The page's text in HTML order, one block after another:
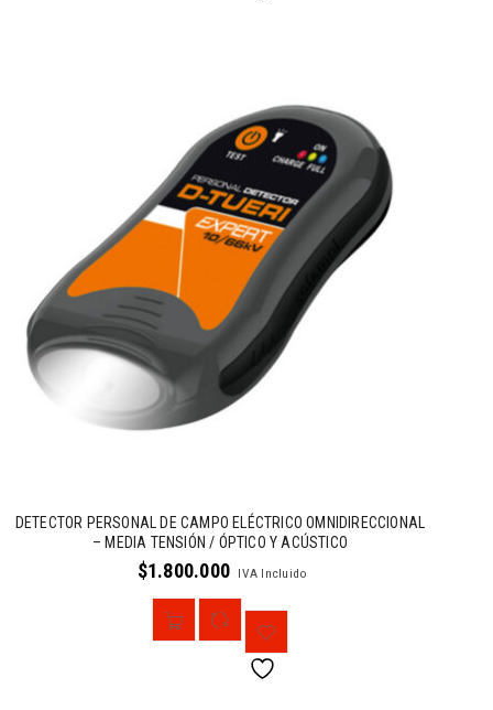
DETECTOR PERSONAL DE CAMPO ELÉCTRICO OMNIDIRECCIONAL
– MEDIA TENSIÓN / ÓPTICO Y ACÚSTICO
$1.800.000 IVA Incluido